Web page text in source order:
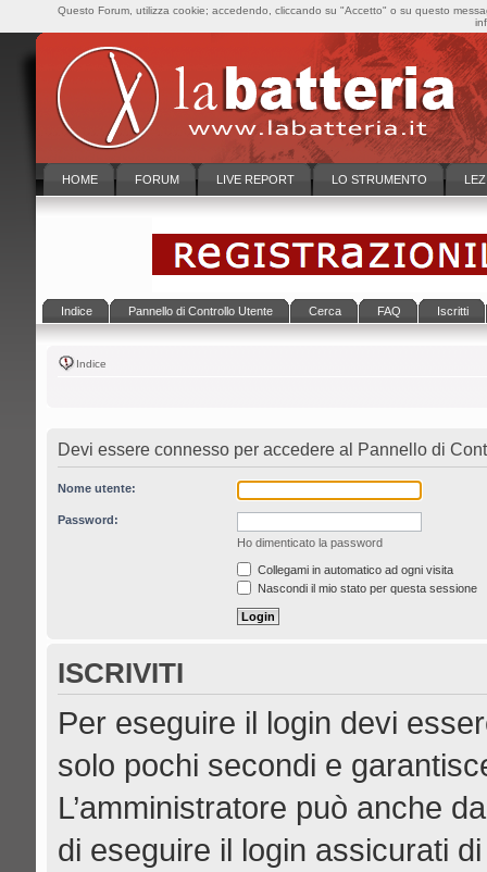
HOME FORUM LIVE REPORT LO STRUMENTO
Indice Pannello di Controllo Utente Cerca FAQ Iscritti
Indice
Devi essere connesso per accedere al Pannello di
Nome utente:
Password:
Ho dimenticato la password
Collegami in automatico ad ogni visita
Nascondi il mio stato per questa sessione
ISCRIVITI
Per eseguire il login devi
solo pochi secondi e
L’amministratore può anche
di eseguire il login assicurati
Questo Forum, utilizza cookie; accedendo, cliccando su "Accetto" o su questo